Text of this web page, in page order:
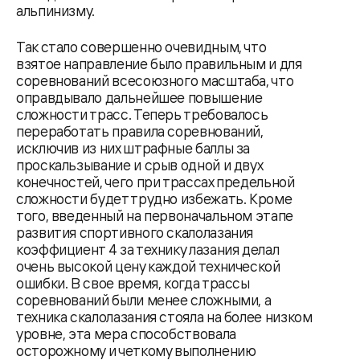
альпинизму.
Так стало совершенно очевидным, что
взятое направление было правильным и для
соревнований всесоюзного масштаба, что
оправдывало дальнейшее повышение
сложности трасс. Теперь требовалось
переработать правила соревнований,
исключив из них штрафные баллы за
проскальзывание и срыв одной и двух
конечностей, чего при трассах предельной
сложности будет трудно избежать. Кроме
того, введенный на первоначальном этапе
развития спортивного скалолазания
коэффициент 4 за технику лазания делал
очень высокой цену каждой технической
ошибки. В свое время, когда трассы
соревнований были менее сложными, а
техника скалолазания стояла на более низком
уровне, эта мера способствовала
осторожному и четкому выполнению